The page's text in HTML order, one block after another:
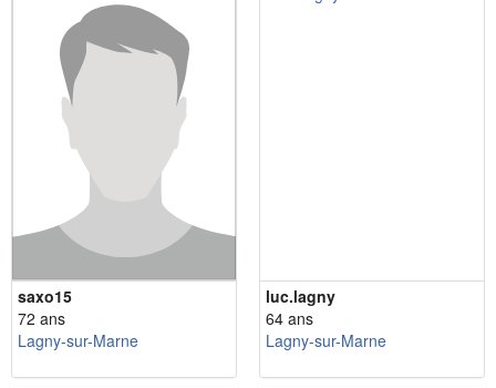
saxo15
72 ans
Lagny-sur-Marne
luc.lagny
64 ans
Lagny-sur-Marne